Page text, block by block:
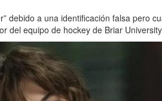
debido a una identificación falsa pero
del equipo de hockey de Briar